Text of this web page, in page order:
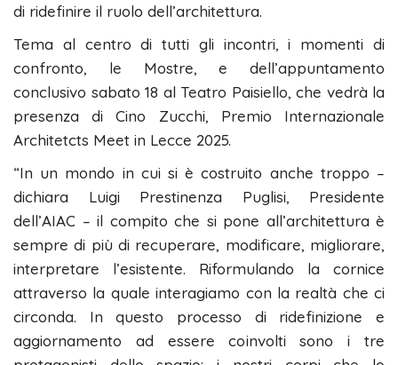
di ridefinire il ruolo dell’architettura.
Tema al centro di tutti gli incontri, i momenti di
confronto, le Mostre, e dell’appuntamento
conclusivo sabato 18 al Teatro Paisiello, che vedrà la
presenza di Cino Zucchi, Premio Internazionale
Architetcts Meet in Lecce 2025.
“In un mondo in cui si è costruito anche troppo –
dichiara Luigi Prestinenza Puglisi, Presidente
dell’AIAC – il compito che si pone all’architettura è
sempre di più di recuperare, modificare, migliorare,
interpretare l’esistente. Riformulando la cornice
attraverso la quale interagiamo con la realtà che ci
circonda. In questo processo di ridefinizione e
aggiornamento ad essere coinvolti sono i tre